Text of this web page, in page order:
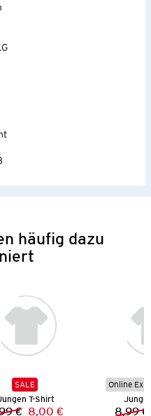
häufig dazu
SALE
T-Shirt
€ 8,00 €
Online
8,99 €